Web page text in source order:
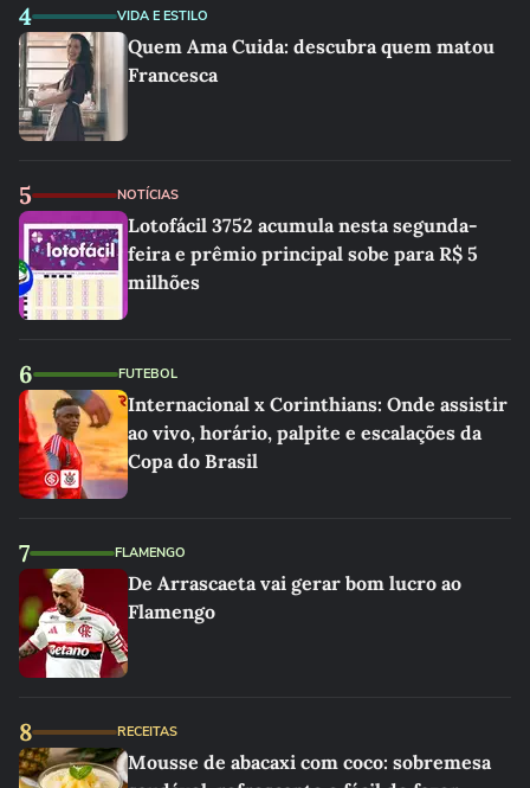
4 VIDA E ESTILO
Quem Ama Cuida: descubra quem matou
Francesca
5 NOTÍCIAS
Lotofácil 3752 acumula nesta segunda-
feira e prêmio principal sobe para R$ 5
milhões
6 FUTEBOL
Internacional x Corinthians: Onde assistir
ao vivo, horário, palpite e escalações da
Copa do Brasil
7 FLAMENGO
De Arrascaeta vai gerar bom lucro ao
Flamengo
8 RECEITAS
Mousse de abacaxi com coco: sobremesa